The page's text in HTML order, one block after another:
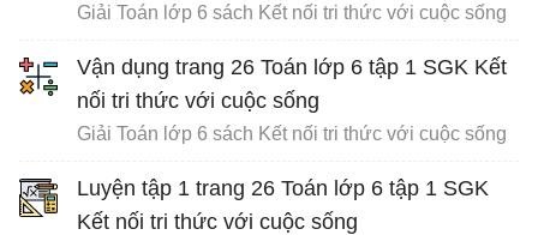
Giải Toán lớp 6 sách Kết nối tri thức với cuộc sống
Vận dụng trang 26 Toán lớp 6 tập 1 SGK Kết
nối tri thức với cuộc sống
Giải Toán lớp 6 sách Kết nối tri thức với cuộc sống
Luyện tập 1 trang 26 Toán lớp 6 tập 1 SGK
Kết nối tri thức với cuộc sống